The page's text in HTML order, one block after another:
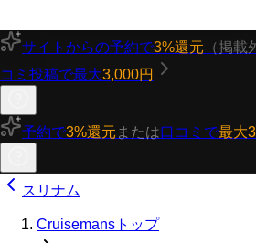
サイトからの予約で3%還元 （掲載
コミ投稿で最大3,000円
予約で3%還元 または口コミで最大
スリナム
Cruisemansトップ